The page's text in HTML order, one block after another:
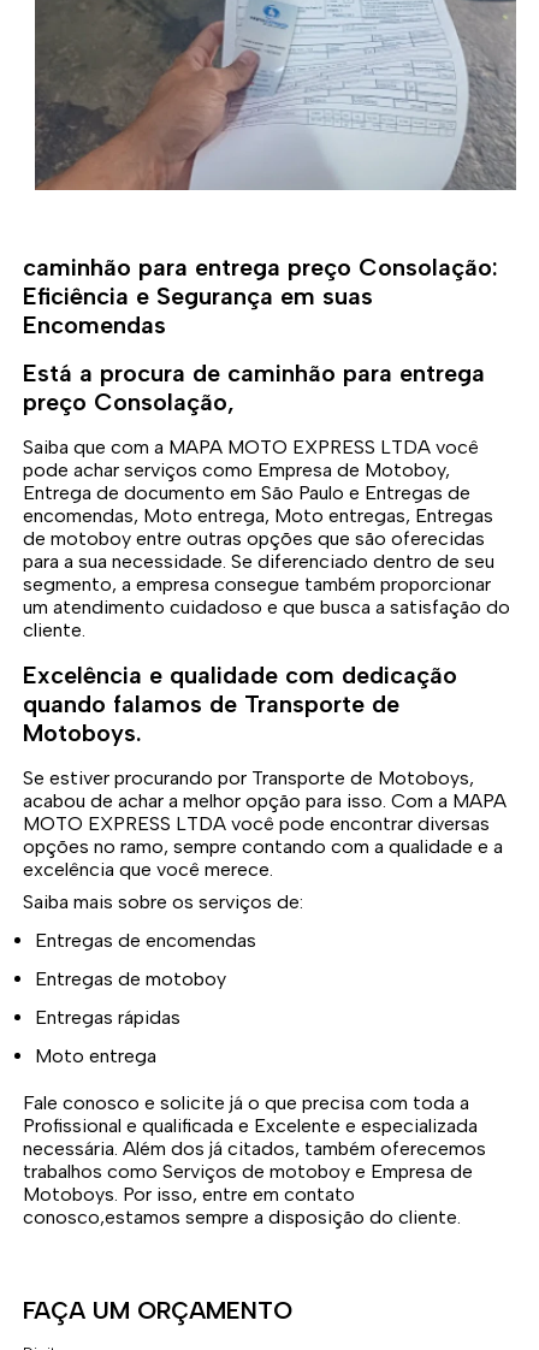
caminhão para entrega preço Consolação:
Eficiência e Segurança em suas
Encomendas
Está a procura de caminhão para entrega
preço Consolação,
Saiba que com a MAPA MOTO EXPRESS LTDA você
pode achar serviços como Empresa de Motoboy,
Entrega de documento em São Paulo e Entregas de
encomendas, Moto entrega, Moto entregas, Entregas
de motoboy entre outras opções que são oferecidas
para a sua necessidade. Se diferenciado dentro de seu
segmento, a empresa consegue também proporcionar
um atendimento cuidadoso e que busca a satisfação do
cliente.
Excelência e qualidade com dedicação
quando falamos de Transporte de
Motoboys.
Se estiver procurando por Transporte de Motoboys,
acabou de achar a melhor opção para isso. Com a MAPA
MOTO EXPRESS LTDA você pode encontrar diversas
opções no ramo, sempre contando com a qualidade e a
excelência que você merece.
Saiba mais sobre os serviços de:
Entregas de encomendas
Entregas de motoboy
Entregas rápidas
Moto entrega
Fale conosco e solicite já o que precisa com toda a
Profissional e qualificada e Excelente e especializada
necessária. Além dos já citados, também oferecemos
trabalhos como Serviços de motoboy e Empresa de
Motoboys. Por isso, entre em contato
conosco,estamos sempre a disposição do cliente.
FAÇA UM ORÇAMENTO